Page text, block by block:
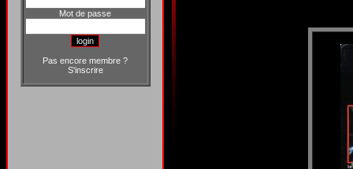
Mot de passe
Pas encore membre ?
S'inscrire